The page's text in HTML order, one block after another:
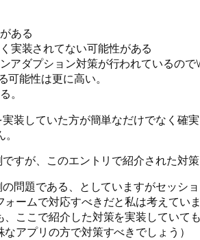
ある
実装されてない可能性がある
アダプション対策が行われているので
能性は更に高い。
。
装していた方が簡単なだけでなく
すが、このエントリで紹介された対
問題である、としていますがセッシ
ームで対応すべきだと私は考えて
ここで紹介した対策を実装してい
アプリの方で対策すべきでしょう）